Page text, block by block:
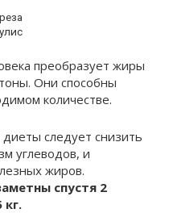
преобразует жиры
Они способны
количестве.
следует снизить
углеводов, и
жиров.
спустя 2
кг.